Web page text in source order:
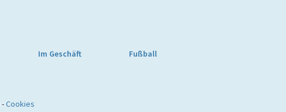
Im Geschäft
Fußball
-Cookies